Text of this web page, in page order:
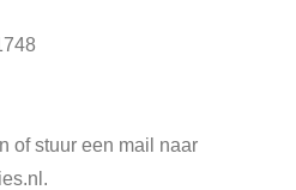
of stuur een mail naar